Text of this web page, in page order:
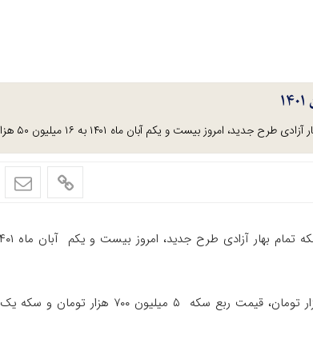
امروز بیست و یکم آبان ماه ۱۴۰۱ به ۱۶ میلیون ۵۰ هزار تومان رسید.